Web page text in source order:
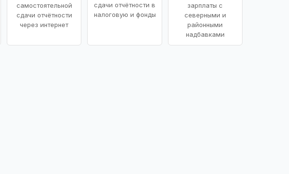
самостоятельной
сдачи отчётности
через интернет
сдачи отчётности в
налоговую и фонды
зарплаты с
северными и
районными
надбавками